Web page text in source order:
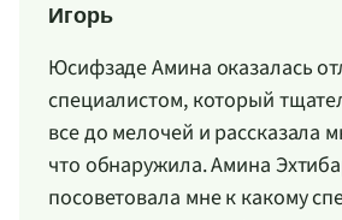
Игорь
Юсифзаде Амина оказалась
специалистом, который
все до мелочей и рассказала
что обнаружила. Амина
посоветовала мне к какому